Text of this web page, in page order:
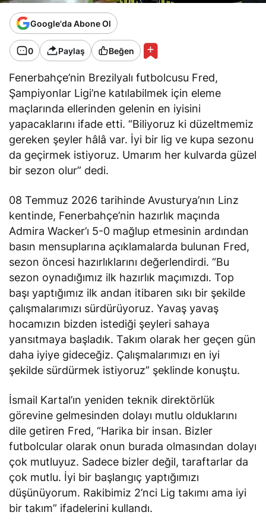
Google'da Abone Ol
0 Paylaş Beğen
Fenerbahçe’nin Brezilyalı futbolcusu Fred,
Şampiyonlar Ligi’ne katılabilmek için eleme
maçlarında ellerinden gelenin en iyisini
yapacaklarını ifade etti. “Biliyoruz ki düzeltmemiz
gereken şeyler hâlâ var. İyi bir lig ve kupa sezonu
da geçirmek istiyoruz. Umarım her kulvarda güzel
bir sezon olur” dedi.
08 Temmuz 2026 tarihinde Avusturya’nın Linz
kentinde, Fenerbahçe’nin hazırlık maçında
Admira Wacker’ı 5-0 mağlup etmesinin ardından
basın mensuplarına açıklamalarda bulunan Fred,
sezon öncesi hazırlıklarını değerlendirdi. “Bu
sezon oynadığımız ilk hazırlık maçımızdı. Top
başı yaptığımız ilk andan itibaren sıkı bir şekilde
çalışmalarımızı sürdürüyoruz. Yavaş yavaş
hocamızın bizden istediği şeyleri sahaya
yansıtmaya başladık. Takım olarak her geçen gün
daha iyiye gideceğiz. Çalışmalarımızı en iyi
şekilde sürdürmek istiyoruz” şeklinde konuştu.
İsmail Kartal’ın yeniden teknik direktörlük
görevine gelmesinden dolayı mutlu olduklarını
dile getiren Fred, “Harika bir insan. Bizler
futbolcular olarak onun burada olmasından dolayı
çok mutluyuz. Sadece bizler değil, taraftarlar da
çok mutlu. İyi bir başlangıç yaptığımızı
düşünüyorum. Rakibimiz 2’nci Lig takımı ama iyi
bir takım” ifadelerini kullandı.